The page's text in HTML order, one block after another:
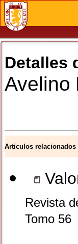
Detalles
Avelino
Articulos relacionados
Revista
Tomo 56